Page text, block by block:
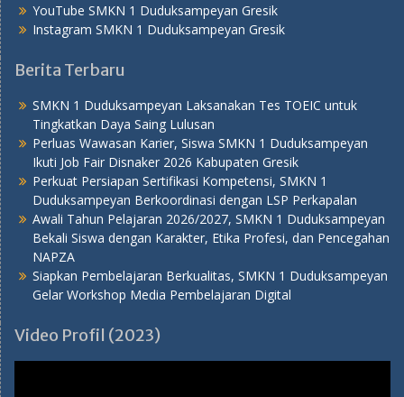
YouTube SMKN 1 Duduksampeyan Gresik
Instagram SMKN 1 Duduksampeyan Gresik
Berita Terbaru
SMKN 1 Duduksampeyan Laksanakan Tes TOEIC untuk
Tingkatkan Daya Saing Lulusan
Perluas Wawasan Karier, Siswa SMKN 1 Duduksampeyan
Ikuti Job Fair Disnaker 2026 Kabupaten Gresik
Perkuat Persiapan Sertifikasi Kompetensi, SMKN 1
Duduksampeyan Berkoordinasi dengan LSP Perkapalan
Awali Tahun Pelajaran 2026/2027, SMKN 1 Duduksampeyan
Bekali Siswa dengan Karakter, Etika Profesi, dan Pencegahan
NAPZA
Siapkan Pembelajaran Berkualitas, SMKN 1 Duduksampeyan
Gelar Workshop Media Pembelajaran Digital
Video Profil (2023)